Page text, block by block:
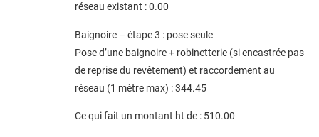
réseau existant : 0.00
Baignoire – étape 3 : pose seule
Pose d’une baignoire + robinetterie (si encastrée pas
de reprise du revêtement) et raccordement au
réseau (1 mètre max) : 344.45
Ce qui fait un montant ht de : 510.00